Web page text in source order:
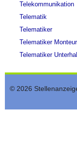
Telekommunikation
Telematik
Telematiker
Telematiker Monteur
Telematiker
© 2026